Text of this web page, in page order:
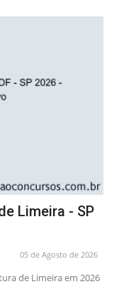
Limeira - SP
05 de Agosto de 2026
de Limeira em 2026